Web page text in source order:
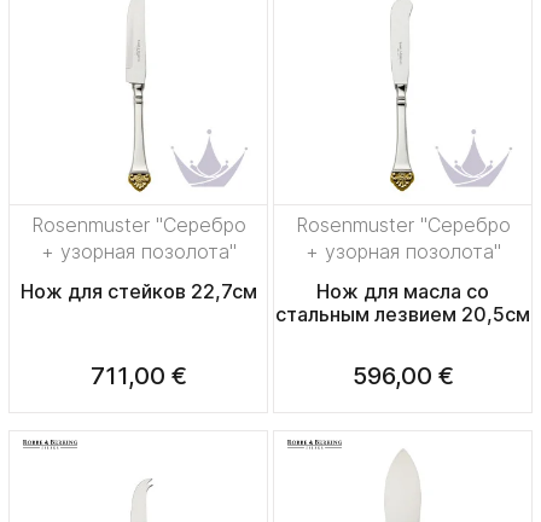
Rosenmuster "Серебро
+ узорная позолота"
Нож для стейков 22,7см
711,00 €
Rosenmuster "Серебро
+ узорная позолота"
Нож для масла со
стальным лезвием 20,5см
596,00 €